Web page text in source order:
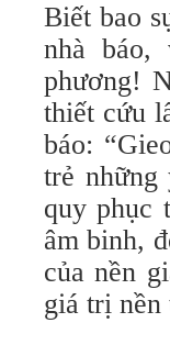
Biết bao
nhà báo,
phương!
thiết cứu
báo:
trẻ những
quy phục
âm binh,
của nền
giá trị nền